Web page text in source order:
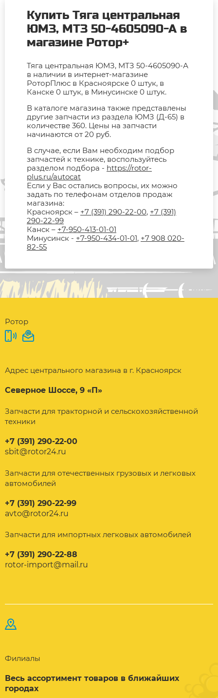
Купить Тяга центральная
ЮМЗ, МТЗ 50-4605090-А в
магазине Ротор+
Тяга центральная ЮМЗ, МТЗ 50-4605090-А
в наличии в интернет-магазине
РоторПлюс в Красноярске 0 штук, в
Канске 0 штук, в Минусинске 0 штук.
В каталоге магазина также представлены
другие запчасти из раздела ЮМЗ (Д-65) в
количестве 360. Цены на запчасти
начинаются от 20 руб.
В случае, если Вам необходим подбор
запчастей к технике, воспользуйтесь
разделом подбора - https://rotor-
plus.ru/autocat
Если у Вас остались вопросы, их можно
задать по телефонам отделов продаж
магазина:
Красноярск – +7 (391) 290-22-00, +7 (391)
290-22-99
Канск – +7-950-413-01-01
Минусинск - +7-950-434-01-01, +7 908 020-
82-55
Ротор
Адрес центрального магазина в г. Красноярск
Северное Шоссе, 9 «П»
Запчасти для тракторной и сельскохозяйственной
техники
+7 (391) 290-22-00
sbit@rotor24.ru
Запчасти для отечественных грузовых и легковых
автомобилей
+7 (391) 290-22-99
avto@rotor24.ru
Запчасти для импортных легковых автомобилей
+7 (391) 290-22-88
rotor-import@mail.ru
Филиалы
Весь ассортимент товаров в ближайших
городах